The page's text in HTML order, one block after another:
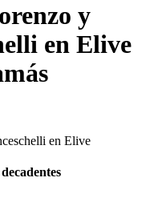
y
en Elive
en Elive